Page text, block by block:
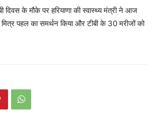
SUBSCRIBE NOW
दिवस के मौके पर हरियाणा की स्वास्थ्य मंत्री ने आज
पहल का समर्थन किया और टीबी के 30 मरीजों को